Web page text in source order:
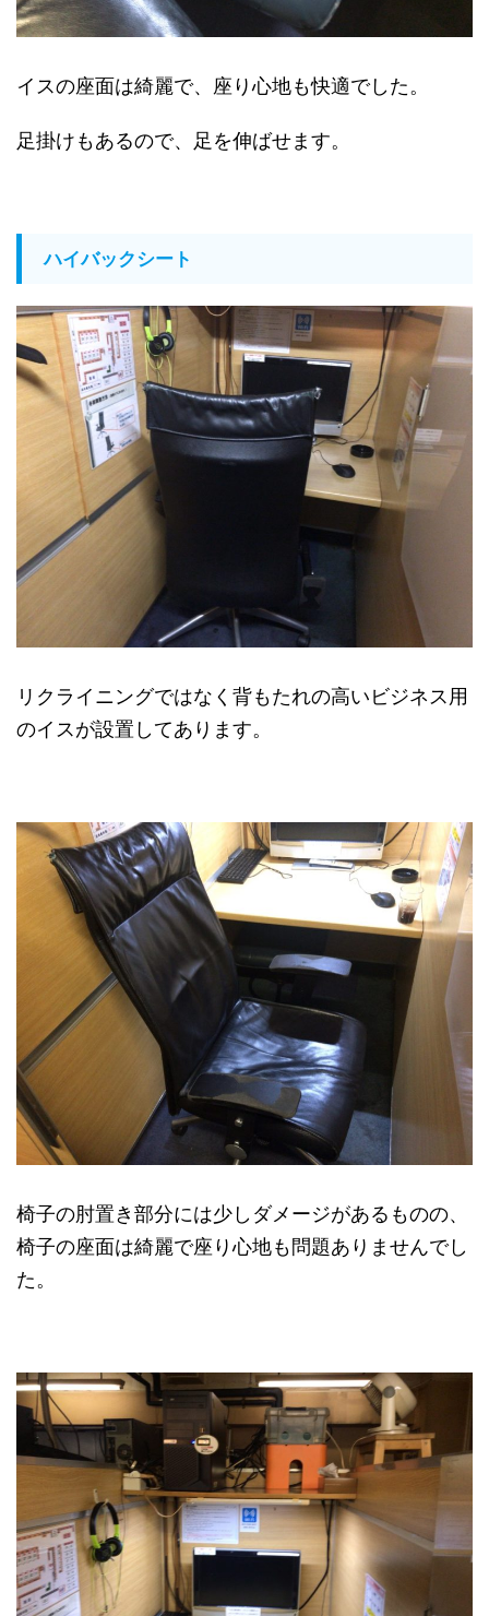
イスの座面は綺麗で、座り心地も快適でした。
足掛けもあるので、足を伸ばせます。
ハイバックシート
リクライニングではなく背もたれの高いビジネス用
のイスが設置してあります。
椅子の肘置き部分には少しダメージがあるものの、
椅子の座面は綺麗で座り心地も問題ありませんでし
た。